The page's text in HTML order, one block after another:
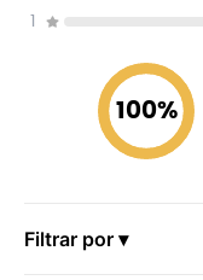
100%
Filtrar por ▾